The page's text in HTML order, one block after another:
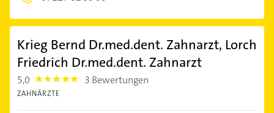
Krieg Bernd Dr.med.dent. Zahnarzt, Lorch
Friedrich Dr.med.dent. Zahnarzt
5,0 5.0 3 Bewertungen
ZAHNÄRZTE